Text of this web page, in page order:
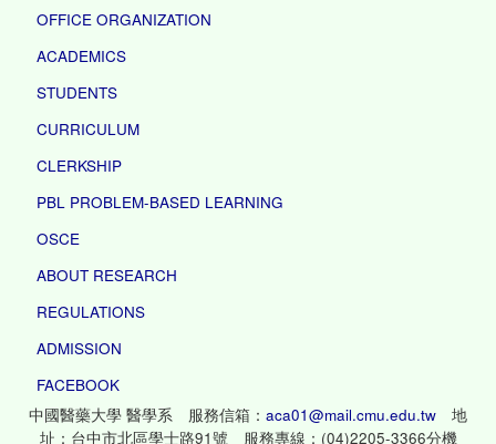
OFFICE ORGANIZATION
ACADEMICS
STUDENTS
CURRICULUM
CLERKSHIP
PBL PROBLEM-BASED LEARNING
OSCE
ABOUT RESEARCH
REGULATIONS
ADMISSION
FACEBOOK
中國醫藥大學 醫學系 服務信箱： aca01@mail.cmu.edu.tw 地
址：台中市北區學士路91號 服務專線：(04)2205-3366分機